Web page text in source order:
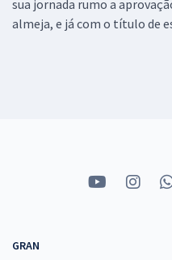
sua jornada rumo a
almeja, e já com o título de
GRAN